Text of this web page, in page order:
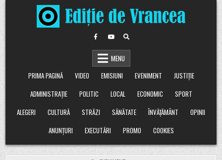
Skip
to
content
MENU
PRIMA PAGINĂ
VIDEO EMISIUNI EVENIMENT
JUSTIȚIE
ADMINISTRAȚIE
POLITIC LOCAL ECONOMIC
SPORT
ALEGERI
CULTURĂ STRĂZI SĂNĂTATE ÎNVĂȚĂMÂNT
OPINII
ANUNȚURI
EXECUTĂRI PROMO COOKIES